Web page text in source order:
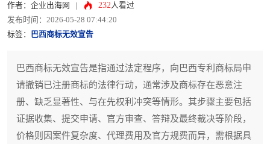
作者：企业出海网 232人看过
发布时间：2026-05-28 07:44:20
标签：
巴西商标无效宣告
巴西商标无效宣告是指通过法定程序，向巴西专利商标局申
请撤销已注册商标的法律行动，通常涉及商标存在恶意注
册、缺乏显著性、与在先权利冲突等情形。其步骤主要包括
证据收集、提交申请、官方审查、答辩及最终裁决等阶段，
价格则因案件复杂度、代理费用及官方规费而异，需根据具